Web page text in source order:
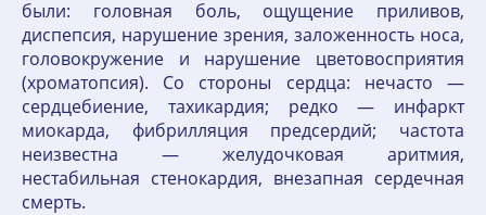
были: головная боль, ощущение приливов,
диспепсия, нарушение зрения, заложенность носа,
головокружение и нарушение цветовосприятия
(хроматопсия). Со стороны сердца: нечасто —
сердцебиение, тахикардия; редко — инфаркт
миокарда, фибрилляция предсердий; частота
неизвестна — желудочковая аритмия,
нестабильная стенокардия, внезапная сердечная
смерть.